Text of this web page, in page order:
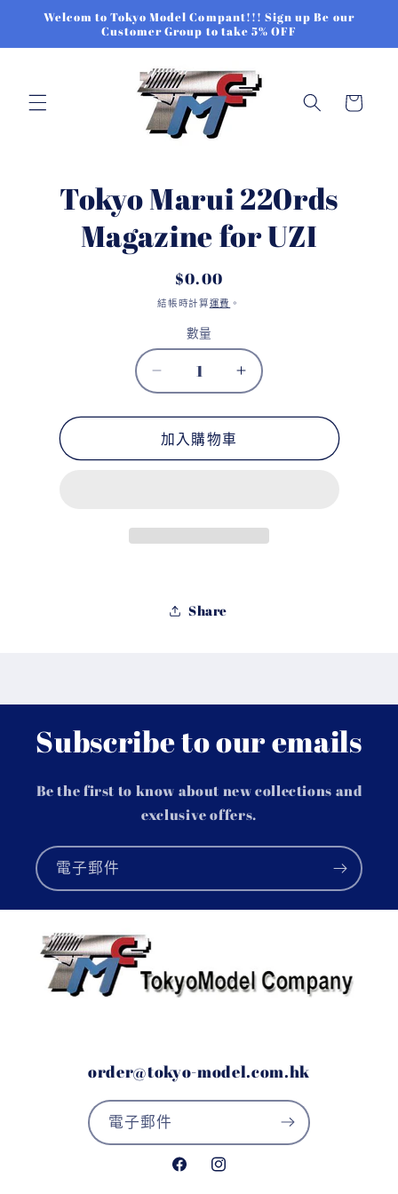
跳至內
Welcom to Tokyo Model Compant!!! Sign up Be our
Customer Group to take 5% OFF
物
品資訊
存
貨
單
(SKU):
Tokyo Marui 220rds
Magazine for UZI
定
價
$0.00
結帳時計算運費 。
數
量
數量
Tokyo
Marui
220rds
Magazine
for
量
減
Tokyo
Marui
220rds
for
量
增
加入購物車
Share
Subscribe to our emails
Be the first to know about new collections and
exclusive offers.
電子郵件
order@tokyo-model.com.hk
電子郵件
FacebookInstagram